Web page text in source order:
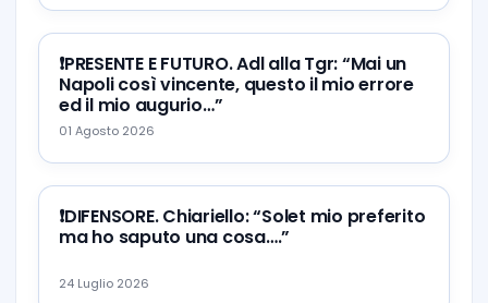
❗️PRESENTE E FUTURO. Adl alla Tgr: “Mai un
Napoli così vincente, questo il mio errore
ed il mio augurio…”
01 Agosto 2026
❗️DIFENSORE. Chiariello: “Solet mio preferito
ma ho saputo una cosa….”
24 Luglio 2026